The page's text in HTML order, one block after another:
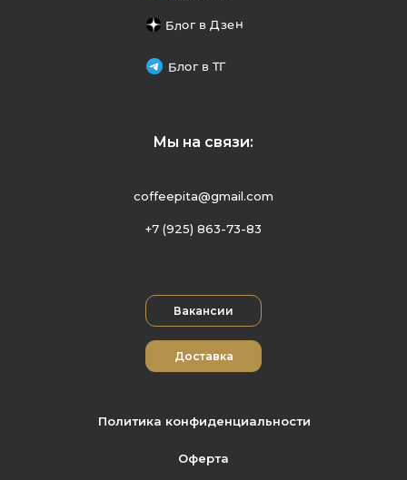
Политика конфиденциальности
Оферта
Блог в ТГ
Блог в Дзен
Мы на связи:
coffeepita@gmail.com
+7 (925) 863-73-83
Доставка
Вакансии